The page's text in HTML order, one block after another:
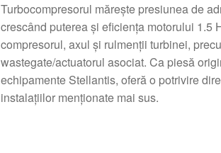
Turbocompresorul mărește presiunea de
crescând puterea și eficiența motorului 1.5
compresorul, axul și rulmenții turbinei,
wastegate/actuatorul asociat. Ca piesă
echipamente Stellantis, oferă o potrivire
instalațiilor menționate mai sus.